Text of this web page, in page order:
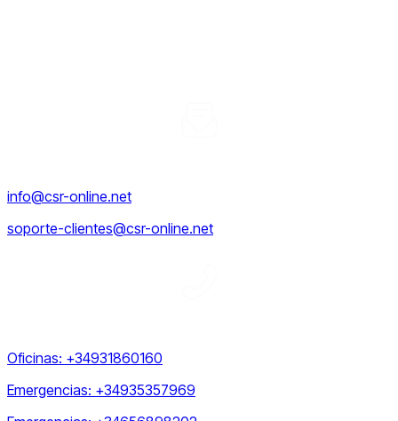
info@csr-online.net
soporte-clientes@csr-online.net
Oficinas: +34931860160
Emergencias: +34935357969